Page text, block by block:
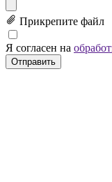
Прикрепите файл
Я согласен на